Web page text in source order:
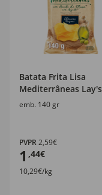
Batata Frita Lisa
Mediterrâneas Lay's
emb. 140 gr
PVPR2,59€
1 ,44€
10,29€/kg